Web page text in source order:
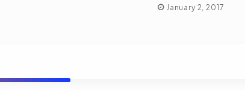
January 2, 2017